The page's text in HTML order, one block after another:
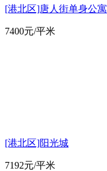
[港北区]唐人街单身公寓
7400元/平米
[港北区]阳光城
7192元/平米